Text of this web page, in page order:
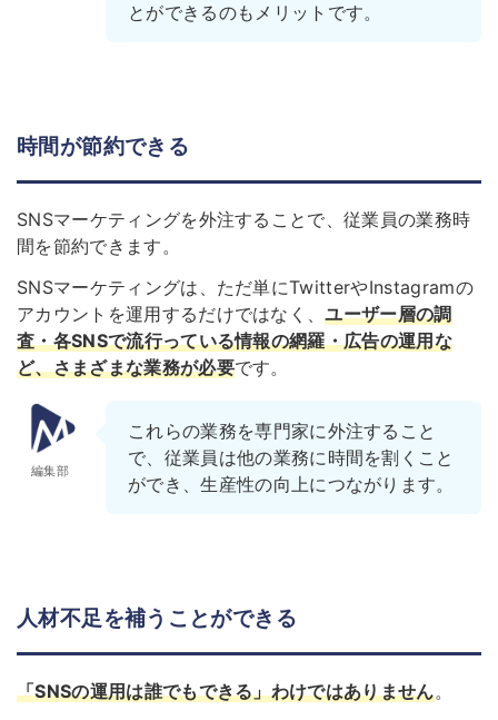
とができるのもメリットです。
時間が節約できる
SNSマーケティングを外注することで、従業員の業務時
間を節約できます。
SNSマーケティングは、ただ単にTwitterやInstagramの
アカウントを運用するだけではなく、ユーザー層の調
査・各SNSで流行っている情報の網羅・広告の運用な
ど、さまざまな業務が必要です。
編集部
これらの業務を専門家に外注すること
で、従業員は他の業務に時間を割くこと
ができ、生産性の向上につながります。
人材不足を補うことができる
「SNSの運用は誰でもできる」わけではありません。